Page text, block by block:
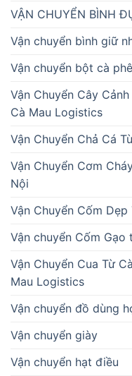
VẬN CHUYỂN BÌNH
Vận chuyển bình giữ
Vận chuyển bột cà
Vận Chuyển Cây
Cà Mau Logistics
Vận Chuyển Chả Cá
Vận Chuyển Cơm
Nội
Vận Chuyển Cốm
Vận chuyển Cốm Gạo
Vận Chuyển Cua Từ
Mau Logistics
Vận chuyển đồ dùng
Vận chuyển giày
Vận chuyển hạt điều